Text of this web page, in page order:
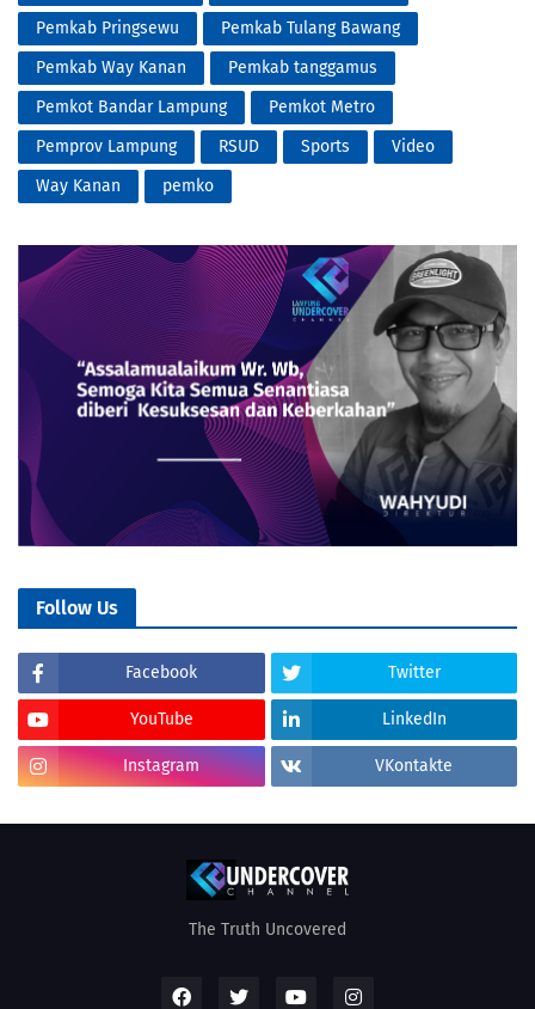
Pemkab Pringsewu
Pemkab Tulang Bawang
Pemkab Way Kanan
Pemkab tanggamus
Pemkot Bandar Lampung
Pemkot Metro
Pemprov Lampung
RSUD Sports
Video
Way Kanan
pemko
Follow Us
Facebook Twitter
YouTube LinkedIn
Instagram VKontakte
The Truth Uncovered